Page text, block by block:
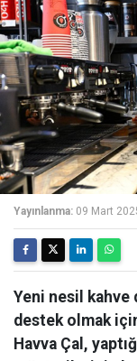
Yayınlanma: 09 Mart
Yeni nesil kahve
destek olmak
Havva Çal,